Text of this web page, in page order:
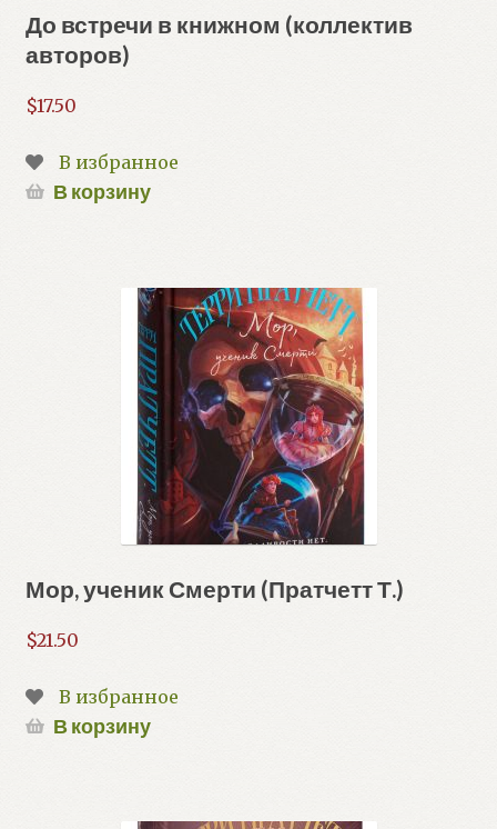
До встречи в книжном (коллектив
авторов)
$17.50
В избранное
В корзину
Мор, ученик Смерти (Пратчетт Т.)
$21.50
В избранное
В корзину